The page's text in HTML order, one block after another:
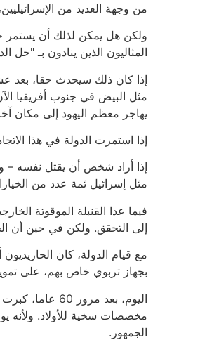
من وجهة العديد من
ولكن هل يمكن لذلك أن يستمر
المثاليون الذين ينادون بـ "حل
إذا كان ذلك سيحدث حقا، بعد
مثل البيض في جنوب أفريقيا
يهاجر معظم اليهود إلى مكان
إذا استمرت الدولة في هذا
إذا أراد شخص أن يقتل نفسه –
مثل إسرائيل ثمة عدد من
فيما عدا القنبلة الموقوتة
إلى التحقق. ولكن في حين أن
مع قيام الدولة، كان
بجهاز تربوي خاص بهم، على
اليوم، بعد
مخصصات سخية للأولاد. ولأنه
الجمهور.